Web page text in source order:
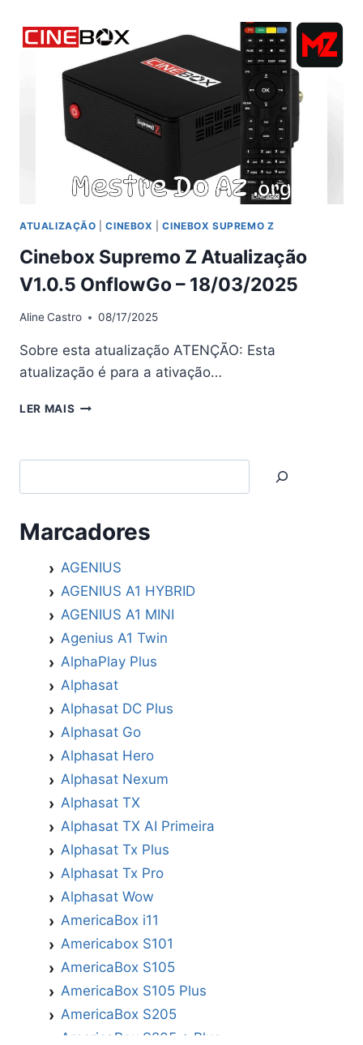
ATUALIZAÇÃO
V1.1
29/12/2025
ATUALIZAÇÃO |CINEBOX |CINEBOX SUPREMO Z
Cinebox Supremo Z Atualização
V1.0.5 OnflowGo – 18/03/2025
AlineCastro 08/17/2025
Sobre esta atualização ATENÇÃO: Esta
atualização é para a ativação…
LER MAIS CINEBOX
ONFLOWGO
18/03/2025
Marcadores
AGENIUS
AGENIUS A1 HYBRID
AGENIUS A1 MINI
Agenius A1 Twin
AlphaPlay Plus
Alphasat
Alphasat DC Plus
Alphasat Go
Alphasat Hero
Alphasat Nexum
Alphasat TX
Alphasat TX AI Primeira
Alphasat Tx Plus
Alphasat Tx Pro
Alphasat Wow
AmericaBox i11
Americabox S101
AmericaBox S105
AmericaBox S105 Plus
AmericaBox S205
AmericaBox S205 + Plus